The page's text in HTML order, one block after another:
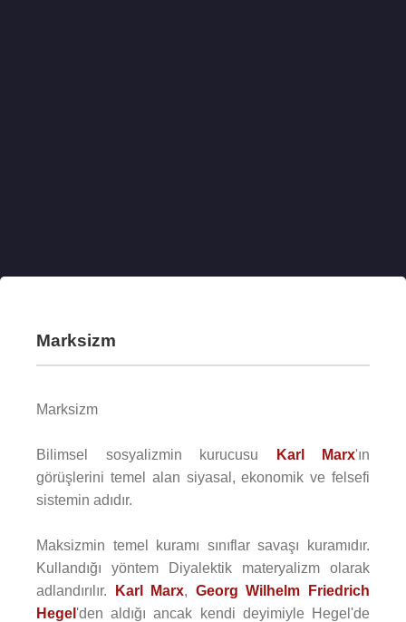
Marksizm
Marksizm
Bilimsel sosyalizmin kurucusu Karl Marx'ın
görüşlerini temel alan siyasal, ekonomik ve felsefi
sistemin adıdır.
Maksizmin temel kuramı sınıflar savaşı kuramıdır.
Kullandığı yöntem Diyalektik materyalizm olarak
adlandırılır.
Karl Marx, Georg Wilhelm Friedrich
Hegel 'den aldığı ancak kendi deyimiyle Hegel'de